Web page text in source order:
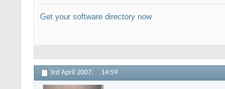
Get your software directory now
3rd April 2007, 14:59